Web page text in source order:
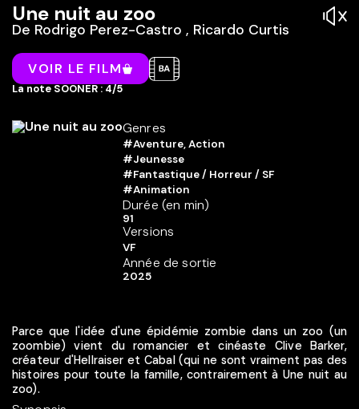
Une nuit au zoo
De Rodrigo Perez-Castro , Ricardo Curtis
VOIR LE FILM
La note SOONER : 4/5
Genres
#Aventure, Action
#Jeunesse
#Fantastique / Horreur / SF
#Animation
Durée (en min)
91
Versions
VF
Année de sortie
2025
Parce que l'idée d'une épidémie zombie dans un zoo (un
zoombie) vient du romancier et cinéaste Clive Barker,
créateur d'Hellraiser et Cabal (qui ne sont vraiment pas des
histoires pour toute la famille, contrairement à Une nuit au
zoo).